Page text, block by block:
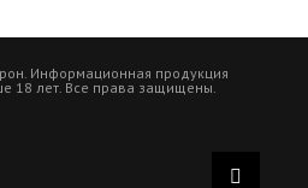
Информационная продукция
18 лет. Все права защищены.